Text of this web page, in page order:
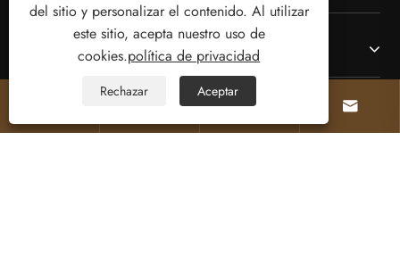
Contáctenos
 
del sitio y personalizar el contenido. Al utilizar
este sitio, acepta nuestro uso de
cookies.política de privacidad
Rechazar Aceptar